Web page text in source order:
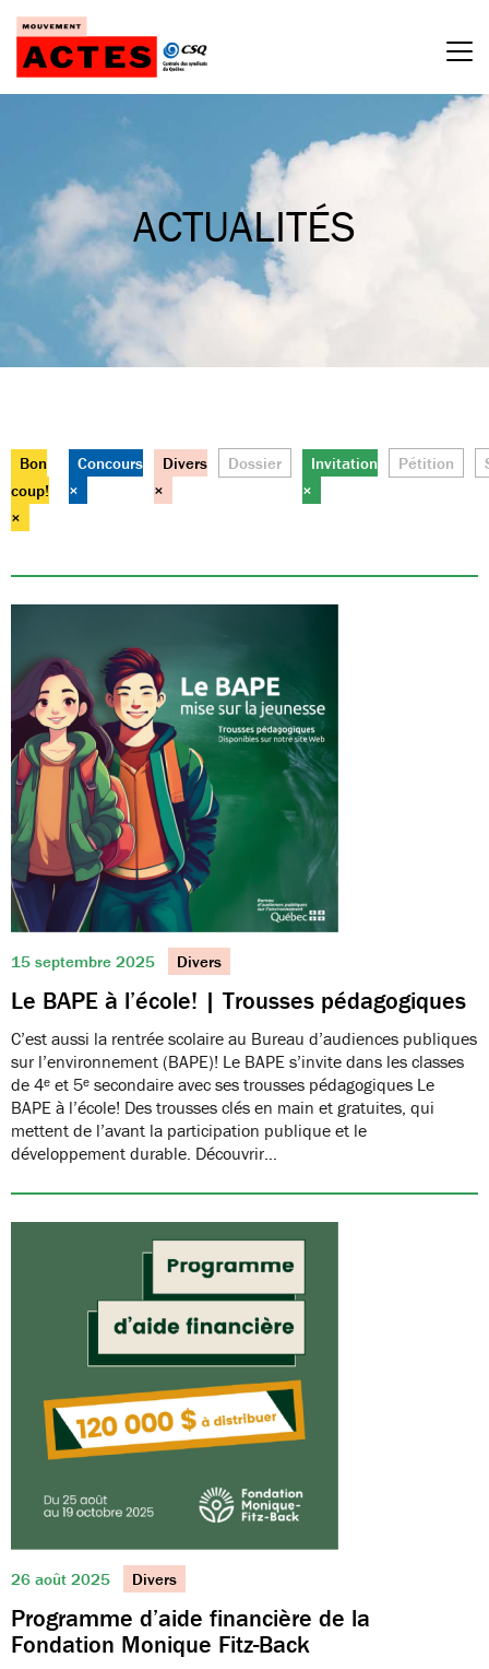
Passer
contenu
ACTUALITÉS
15 septembre 2025 Divers
Le BAPE à l’école! | Trousses pédagogiques
C’est aussi la rentrée scolaire au Bureau d’audiences publiques
sur l’environnement (BAPE)! Le BAPE s’invite dans les classes
de 4ᵉ et 5ᵉ secondaire avec ses trousses pédagogiques Le
BAPE à l’école! Des trousses clés en main et gratuites, qui
mettent de l’avant la participation publique et le
développement durable. Découvrir…
26 août 2025 Divers
Programme d’aide financière de la
Fondation Monique Fitz-Back
Bon
coup!
×
Concours
×
Divers
×
Dossier
Invitation
×
Pétition